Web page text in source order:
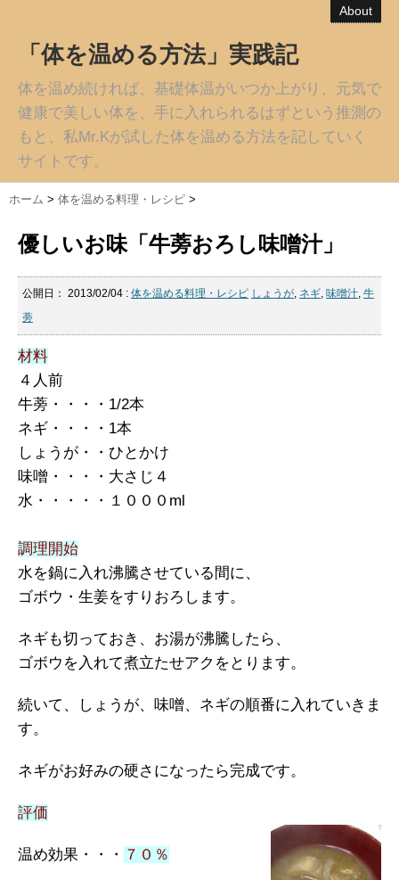
About
「体を温める方法」実践記
体を温め続ければ、基礎体温がいつか上がり、元気で
健康で美しい体を、手に入れられるはずという推測の
もと、私Mr.Kが試した体を温める方法を記していく
サイトです。
ホーム > 体を温める料理・レシピ >
優しいお味「牛蒡おろし味噌汁」
公開日： 2013/02/04 : 体を温める料理・レシピ しょうが, ネギ, 味噌汁, 牛
蒡
材料
４人前
牛蒡・・・・1/2本
ネギ・・・・1本
しょうが・・ひとかけ
味噌・・・・大さじ４
水・・・・・１０００ml
調理開始
水を鍋に入れ沸騰させている間に、
ゴボウ・生姜をすりおろします。
ネギも切っておき、お湯が沸騰したら、
ゴボウを入れて煮立たせアクをとります。
続いて、しょうが、味噌、ネギの順番に入れていきま
す。
ネギがお好みの硬さになったら完成です。
評価
温め効果・・・ ７０％